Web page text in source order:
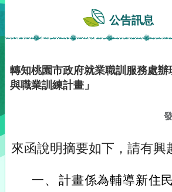
公告訊息
轉知桃園市政府就業職訓服務處
與職業訓練計畫」
來函說明摘要如下，請有興
一、 計畫係為輔導新住